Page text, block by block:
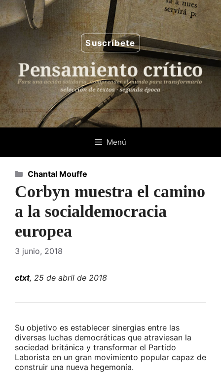
Saltar
al
contenido
Suscríbete
Menú
Corbyn muestra el camino
a la socialdemocracia
europea
3 junio, 2018
ctxt, 25 de abril de 2018
Su objetivo es establecer sinergias entre las
diversas luchas democráticas que atraviesan la
sociedad británica y transformar el Partido
Laborista en un gran movimiento popular capaz de
construir una nueva hegemonía.
Categorías
Chantal Mouffe